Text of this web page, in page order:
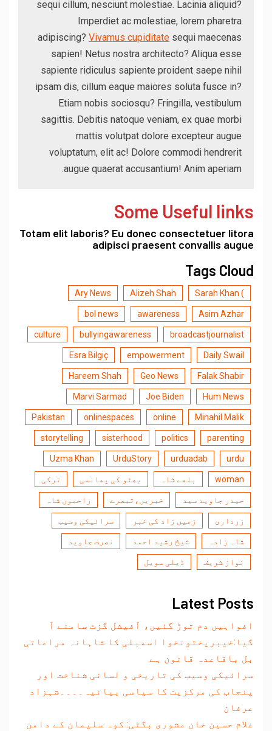
sequi cillum, nesciunt molestiae. Lacinia aliquid?
Imperdiet ac molestiae, lorem pharetra
adipiscing? Vivamus cupiditate sequi maecenas
sapien! Netus nostra architecto? Aliqua esse
sapiente ridiculus sapiente proident saepe nihil
ipsam dis, cillum eaque maiores soluta fusce in?
Etiam nobis sociosqu? Fringilla, vestibulum
sagittis. Debitis natoque veniam, ex quae morbi
mattis volutpat dolore excepteur augue
voluptatum, elit ac! Dolore commodi hendrerit
augue quaerat accusantium! Anim aperiam.
Some Useful links
Totam elit laboris? Eu donec consectetuer litora
adipisci praesent convallis augue
Tags Cloud
) Sarah Khan
Alizeh Shah
Ary News
Asim Azhar
awareness
bol news
broadcastjournalist
bullyingawareness
culture
Daily Swail
empowerment
Esra Bilgiç
Falak Shabir
Geo News
Hareem Shah
Hum News
Joe Biden
Marvi Sarmad
Minahil Malik
online
onlinespaces
Pakistan
parenting
politics
sisterhood
storytelling
urdu
urduadab
UrduStory
Uzma Khan
woman بلھے شاہ بھٹو کی پھانسی ترکی
حیدر جاوید سید خبریں،تبصرے راحموں شاہ
زرداری زمیں زاد کی خبر سرائیکی وسیب
شاہ زادہ شیخ رشید احمد نصرت جاوید
نواز شریف ڈیلی سویل
Latest Posts
افواہیں دم توڑ گئیں، آفیشل گزٹ سامنے آ
گیا:خیبرپختونخوا اسمبلی کا شاہانہ مراعاتی
بل باقاعدہ قانون ہے
سرائیکی وسیب کی تاریخی و لسانی شناخت اور
پنجاب کی مرکزیت کا سیاسی بیانیہ۔۔۔۔شہزاد
عرفان
غلام حسین خان مشوری بگٹی: کوہ سلیمان کے دامن